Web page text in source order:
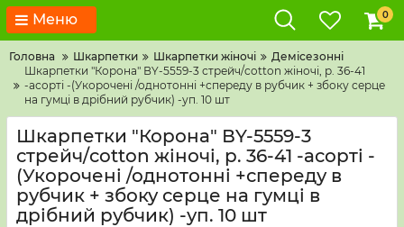
Меню 0
Головна Шкарпетки Шкарпетки жіночі
Демісезонні
Шкарпетки "Корона" ВY-5559-3 стрейч/cotton жіночі, р. 36-41
-асорті -(Укорочені /однотонні +спереду в рубчик + збоку серце
на гумці в дрібний рубчик) -уп. 10 шт
Шкарпетки "Корона" ВY-5559-3
стрейч/cotton жіночі, р. 36-41 -асорті -
(Укорочені /однотонні +спереду в
рубчик + збоку серце на гумці в
дрібний рубчик) -уп. 10 шт